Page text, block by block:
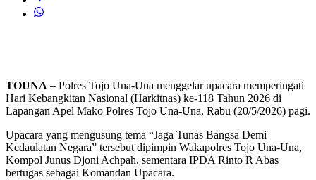
TOUNA – Polres Tojo Una-Una menggelar upacara memperingati
Hari Kebangkitan Nasional (Harkitnas) ke-118 Tahun 2026 di
Lapangan Apel Mako Polres Tojo Una-Una, Rabu (20/5/2026) pagi.
Upacara yang mengusung tema “Jaga Tunas Bangsa Demi
Kedaulatan Negara” tersebut dipimpin Wakapolres Tojo Una-Una,
Kompol Junus Djoni Achpah, sementara IPDA Rinto R Abas
bertugas sebagai Komandan Upacara.